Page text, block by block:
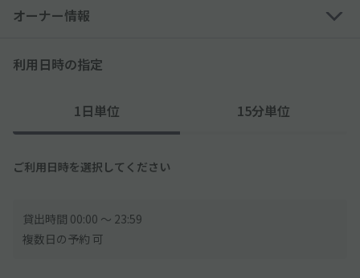
オーナー情報
利用日時の指定
1日単位 15分単位
ご利用日時を選択してください
貸出時間 00:00 〜 23:59
複数日の予約 可